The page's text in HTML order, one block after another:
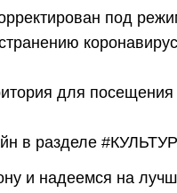
под
для посещения
в разделе
и надеемся на